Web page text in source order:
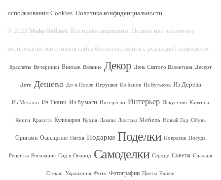
использовании Cookies Политика конфиденциальности
© 2022 Make-Self.net . Все права защищены. Полное или частичное
копирование материалов сайта без согласования с редакцией запрещено.
Браслеты Вечеринки Винтаж Вязание Декор День Святого Валентина Десерт
Дети Дешево До и После Игрушки Из Банок Из Бутылок Из Дерева
Из Металла Из Ткани Из бумаги Интересно Интерьер Искусство Картина
Книги Красота Кулинария Кухня Лампы Люстры Мебель Новый Год Обувь
Оригами Освещение Пасха Подарки Поделки Покраска Посуда
Рецепты Рисование Сад и Огород Самоделки Сердце Советы Спальня
Стекло Украшения Фото Фотографии Цветы Чашки